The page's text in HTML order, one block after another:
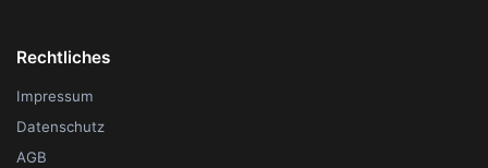
Rechtliches
Impressum
Datenschutz
AGB